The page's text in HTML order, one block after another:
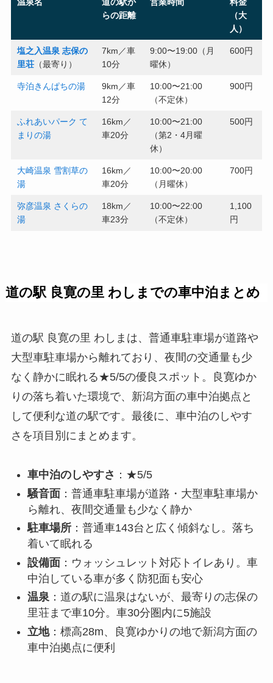
らの距離
（大
人）
塩之入温泉 志保の
里荘 （最寄り）
7km／車
10分
9:00〜19:00（月
曜休）
600円
寺泊きんぱちの湯
9km／車
12分
10:00〜21:00
（不定休）
900円
ふれあいパーク て
まりの湯
16km／
車20分
10:00〜21:00
（第2・4月曜
休）
500円
大崎温泉 雪割草の
湯
16km／
車20分
10:00〜20:00
（月曜休）
700円
弥彦温泉 さくらの
湯
18km／
車23分
10:00〜22:00
（不定休）
1,100
円
道の駅 良寛の里 わしまでの車中泊まとめ
道の駅 良寛の里 わしまは、普通車駐車場が道路や
大型車駐車場から離れており、夜間の交通量も少
なく静かに眠れる★5/5の優良スポット。良寛ゆか
りの落ち着いた環境で、新潟方面の車中泊拠点と
して便利な道の駅です。最後に、車中泊のしやす
さを項目別にまとめます。
車中泊のしやすさ ：★5/5
騒音面：普通車駐車場が道路・大型車駐車場か
ら離れ、夜間交通量も少なく静か
駐車場所：普通車143台と広く傾斜なし。落ち
着いて眠れる
設備面：ウォッシュレット対応トイレあり。車
中泊している車が多く防犯面も安心
温泉：道の駅に温泉はないが、最寄りの志保の
里荘まで車10分。車30分圏内に5施設
立地：標高28m、良寛ゆかりの地で新潟方面の
車中泊拠点に便利